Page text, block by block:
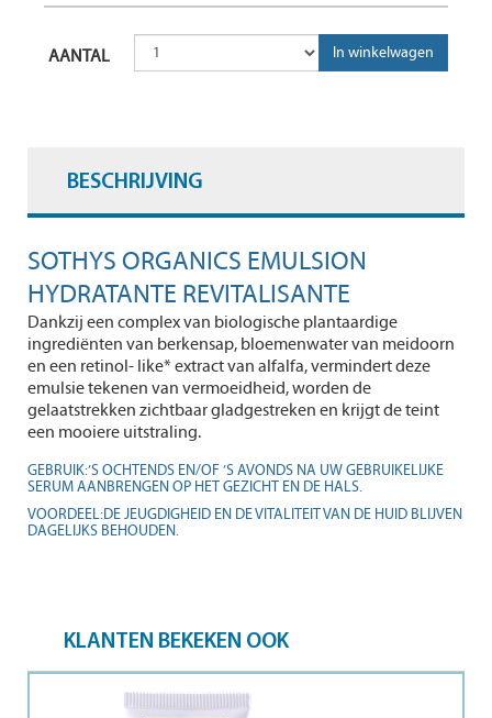
AANTAL
BESCHRIJVING
SOTHYS ORGANICS EMULSION
HYDRATANTE REVITALISANTE
Dankzij een complex van biologische plantaardige
ingrediënten van berkensap, bloemenwater van meidoorn
en een retinol- like* extract van alfalfa, vermindert deze
emulsie tekenen van vermoeidheid, worden de
gelaatstrekken zichtbaar gladgestreken en krijgt de teint
een mooiere uitstraling.
GEBRUIK:’S OCHTENDS EN/OF ’S AVONDS NA UW GEBRUIKELIJKE
SERUM AANBRENGEN OP HET GEZICHT EN DE HALS.
VOORDEEL:DE JEUGDIGHEID EN DE VITALITEIT VAN DE HUID BLIJVEN
DAGELIJKS BEHOUDEN.
KLANTEN BEKEKEN OOK